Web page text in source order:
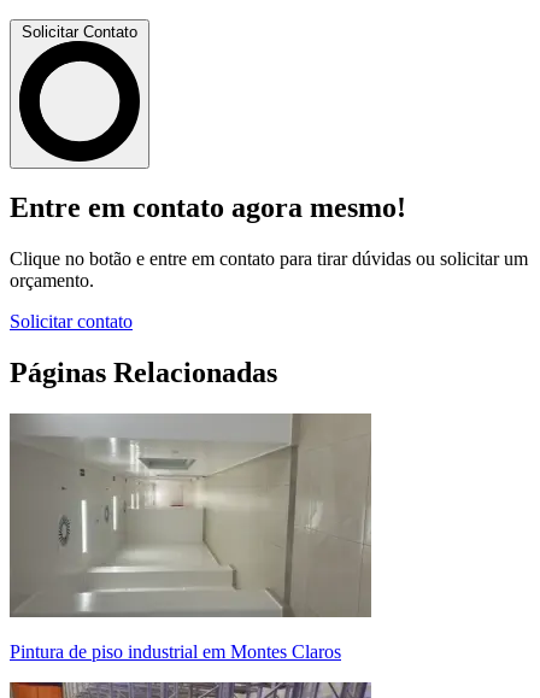
Solicitar Contato
Entre em contato agora mesmo!
Clique no botão e entre em contato para tirar dúvidas ou solicitar um
orçamento.
Solicitar contato
Páginas Relacionadas
pintura de piso industrial em Montes Claros